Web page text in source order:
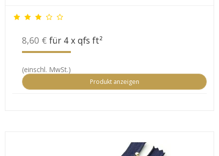
8,60 € für 4 x qfs ft²
(einschl. MwSt.)
Produkt anzeigen